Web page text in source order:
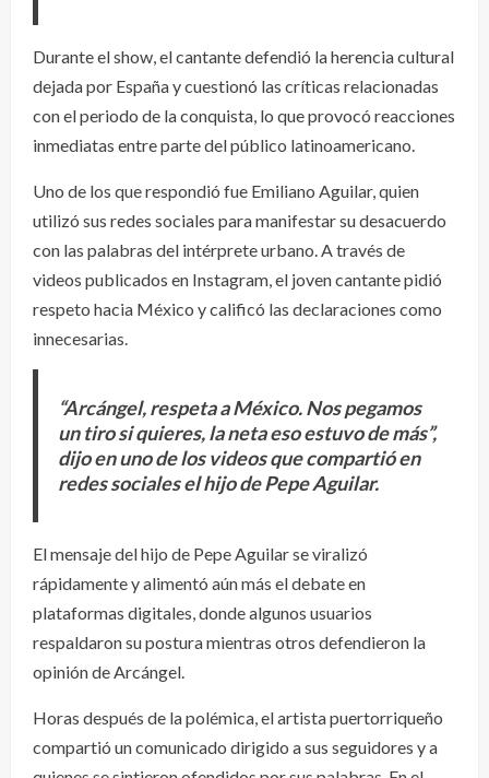
Durante el show, el cantante defendió la herencia cultural
dejada por España y cuestionó las críticas relacionadas
con el periodo de la conquista, lo que provocó reacciones
inmediatas entre parte del público latinoamericano.
Uno de los que respondió fue Emiliano Aguilar, quien
utilizó sus redes sociales para manifestar su desacuerdo
con las palabras del intérprete urbano. A través de
videos publicados en Instagram, el joven cantante pidió
respeto hacia México y calificó las declaraciones como
innecesarias.
“Arcángel, respeta a México. Nos pegamos
un tiro si quieres, la neta eso estuvo de más”,
dijo en uno de los videos que compartió en
redes sociales el hijo de Pepe Aguilar.
El mensaje del hijo de Pepe Aguilar se viralizó
rápidamente y alimentó aún más el debate en
plataformas digitales, donde algunos usuarios
respaldaron su postura mientras otros defendieron la
opinión de Arcángel.
Horas después de la polémica, el artista puertorriqueño
compartió un comunicado dirigido a sus seguidores y a